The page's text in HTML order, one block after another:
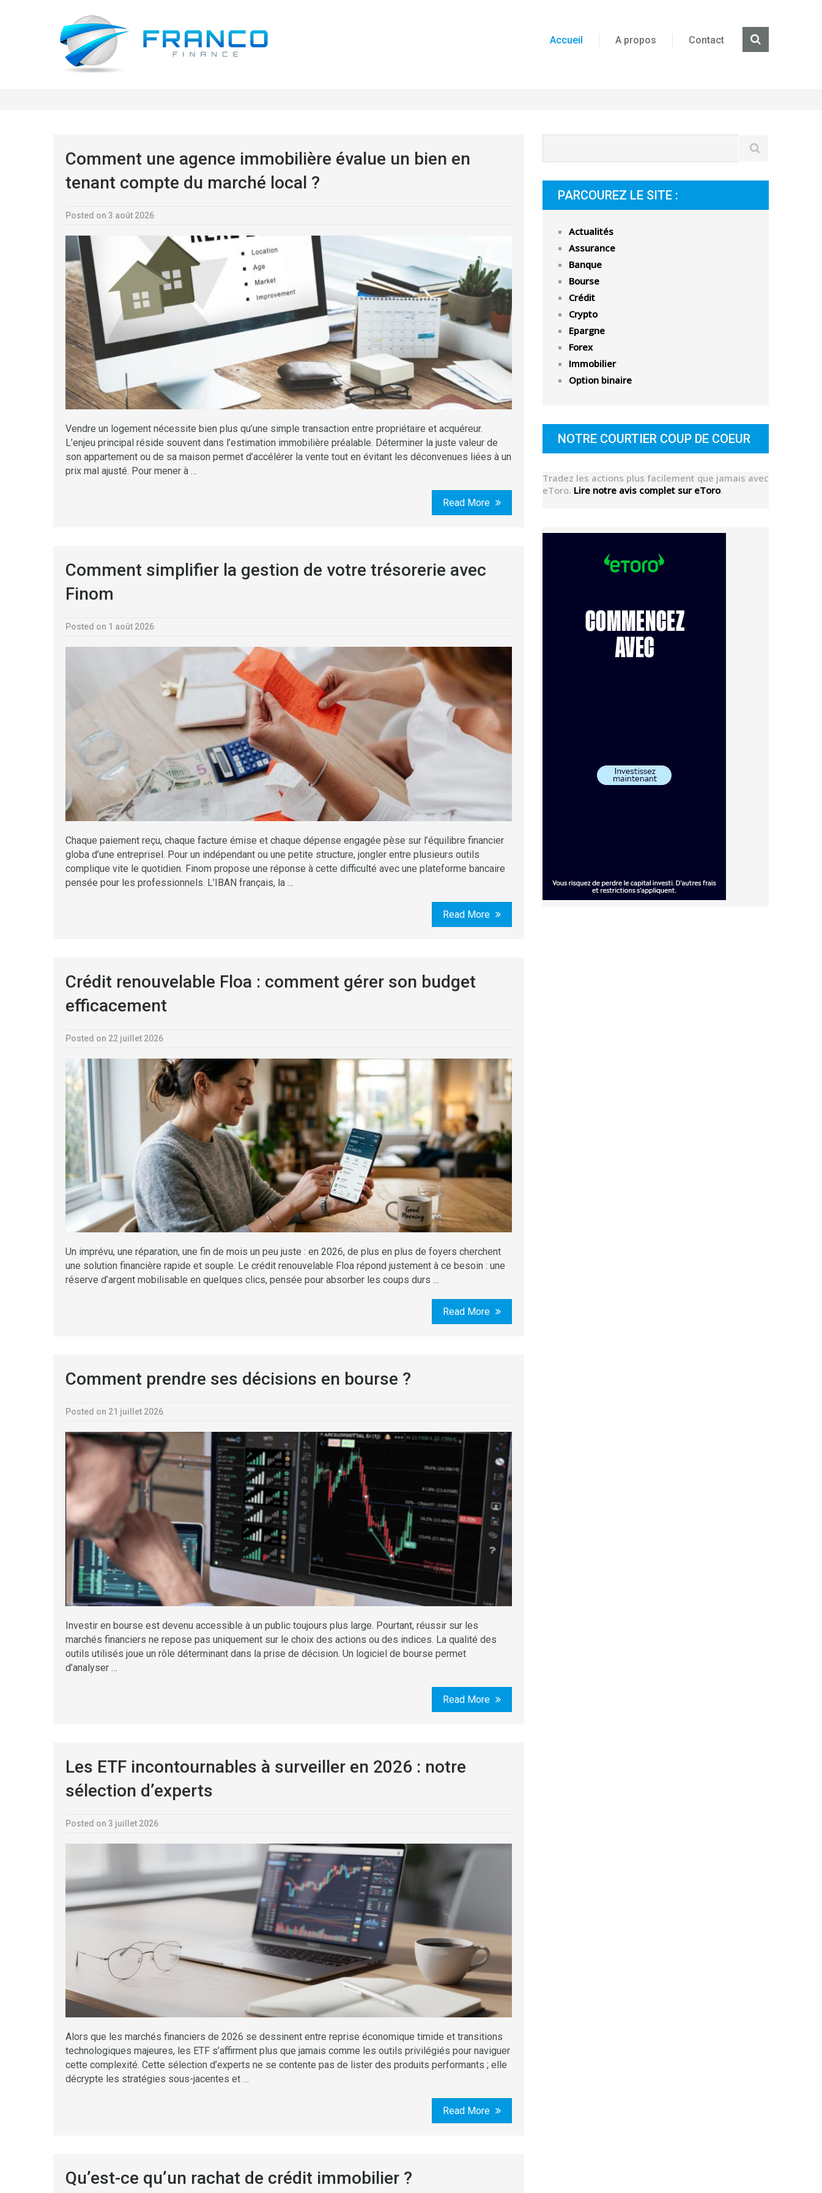
Accueil A propos Contact
Comment une agence immobilière évalue un bien en
tenant compte du marché local ?
Posted on 3 août 2026
Vendre un logement nécessite bien plus qu’une simple transaction entre propriétaire et acquéreur.
L’enjeu principal réside souvent dans l’estimation immobilière préalable. Déterminer la juste valeur de
son appartement ou de sa maison permet d’accélérer la vente tout en évitant les déconvenues liées à un
prix mal ajusté. Pour mener à …
Read More
Comment simplifier la gestion de votre trésorerie avec
Finom
Posted on 1 août 2026
Chaque paiement reçu, chaque facture émise et chaque dépense engagée pèse sur l’équilibre financier
globa d’une entreprisel. Pour un indépendant ou une petite structure, jongler entre plusieurs outils
complique vite le quotidien. Finom propose une réponse à cette difficulté avec une plateforme bancaire
pensée pour les professionnels. L’IBAN français, la …
Read More
Crédit renouvelable Floa : comment gérer son budget
efficacement
Posted on 22 juillet 2026
Un imprévu, une réparation, une fin de mois un peu juste : en 2026, de plus en plus de foyers cherchent
une solution financière rapide et souple. Le crédit renouvelable Floa répond justement à ce besoin : une
réserve d’argent mobilisable en quelques clics, pensée pour absorber les coups durs …
Read More
Comment prendre ses décisions en bourse ?
Posted on 21 juillet 2026
Investir en bourse est devenu accessible à un public toujours plus large. Pourtant, réussir sur les
marchés financiers ne repose pas uniquement sur le choix des actions ou des indices. La qualité des
outils utilisés joue un rôle déterminant dans la prise de décision. Un logiciel de bourse permet
d’analyser …
Read More
Les ETF incontournables à surveiller en 2026 : notre
sélection d’experts
Posted on 3 juillet 2026
Alors que les marchés financiers de 2026 se dessinent entre reprise économique timide et transitions
technologiques majeures, les ETF s’affirment plus que jamais comme les outils privilégiés pour naviguer
cette complexité. Cette sélection d’experts ne se contente pas de lister des produits performants ; elle
décrypte les stratégies sous-jacentes et …
Read More
Qu’est-ce qu’un rachat de crédit immobilier ?
PARCOUREZ LE SITE :
Actualités
Assurance
Banque
Bourse
Crédit
Crypto
Epargne
Forex
Immobilier
Option binaire
NOTRE COURTIER COUP DE COEUR
Tradez les actions plus facilement que jamais avec
eToro. Lire notre avis complet sur eToro.